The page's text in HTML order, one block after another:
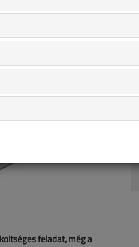
feladat, még a